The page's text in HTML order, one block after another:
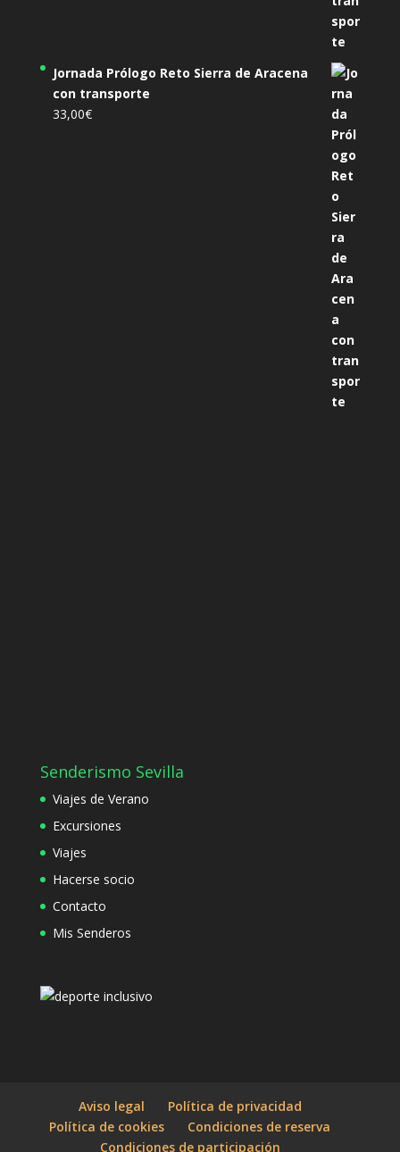
Jornada Prólogo Reto Sierra de Aracena
con transporte
33,00€
Senderismo Sevilla
Viajes de Verano
Excursiones
Viajes
Hacerse socio
Contacto
Mis Senderos
Aviso legal
Política de privacidad
Política de cookies
Condiciones de reserva
Condiciones de participación